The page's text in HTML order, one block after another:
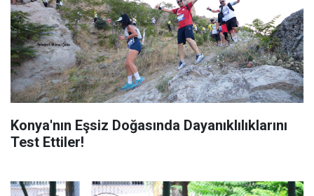
Konya'nın Eşsiz Doğasında Dayanıklılıklarını
Test Ettiler!